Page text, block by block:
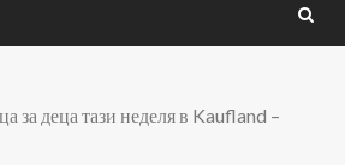
за деца тази неделя в Kaufland –